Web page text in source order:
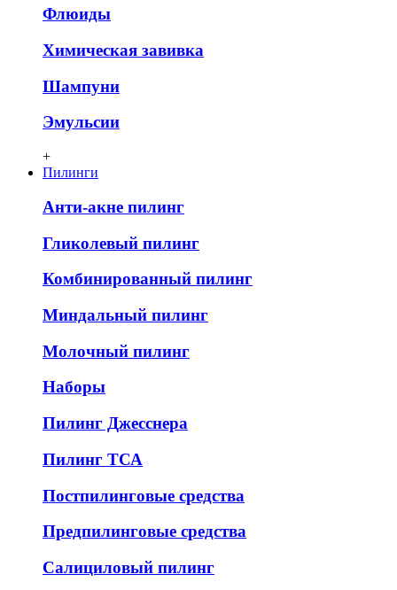
Флюиды
Химическая завивка
Шампуни
Эмульсии
+
Пилинги
Анти-акне пилинг
Гликолевый пилинг
Комбинированный пилинг
Миндальный пилинг
Молочный пилинг
Наборы
Пилинг Джесснера
Пилинг ТСА
Постпилинговые средства
Предпилинговые средства
Салициловый пилинг